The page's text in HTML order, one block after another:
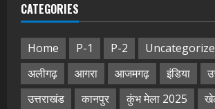
CATEGORIES
Home P-1 P-2
अलीगढ़
आगरा आजमगढ़ इंडिया
उत्तराखंड
कानपुर कुंभ मेला 2025